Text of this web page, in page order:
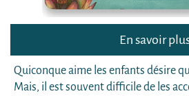
En savoir
Quiconque aime les enfants désire
Mais, il est souvent difficile de les